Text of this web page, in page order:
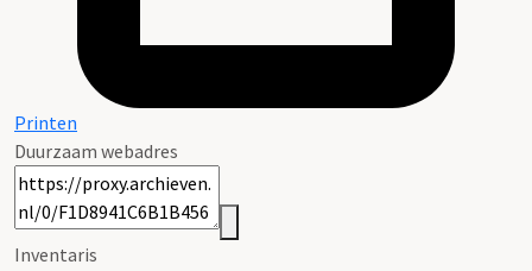
Printen
Duurzaam webadres
Inventaris